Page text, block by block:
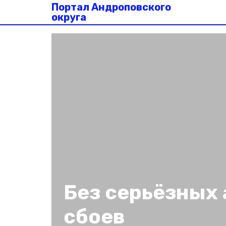
Портал Андроповского
округа
Без серьёзных
сбоев